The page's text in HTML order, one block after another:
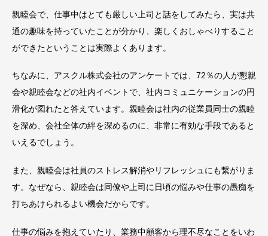
親睦会で、仕事中はとても厳しい上司と話をしてみたら、実は共
通の趣味を持っていたことが分かり、楽しくおしゃべりすること
ができたということは実際よくあります。
ちなみに、アスクル株式会社のアンケートでは、72％の人が懇親
会や親睦会などの社内イベントで、社内コミュニケーションの円
滑化が図れたと答えています。親睦会は社内の従業員同士の親睦
を深め、会社全体の絆を深めるのに、非常に有効な手段であると
いえるでしょう。
また、親睦会は社員のストレス解消やリフレッシュにも繋がりま
す。なぜなら、親睦会は同僚や上司に日頃の悩みや仕事の愚痴を
打ちあけられるよい機会だからです。
仕事の悩みを抱えていたり、業務中顧客から理不尽なことをいわ